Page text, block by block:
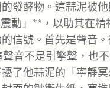
發酵物。這蒜泥被
動」**，以助其在
信號。首先是聲音
音不是引擎聲，也
了他蒜泥的「寧靜